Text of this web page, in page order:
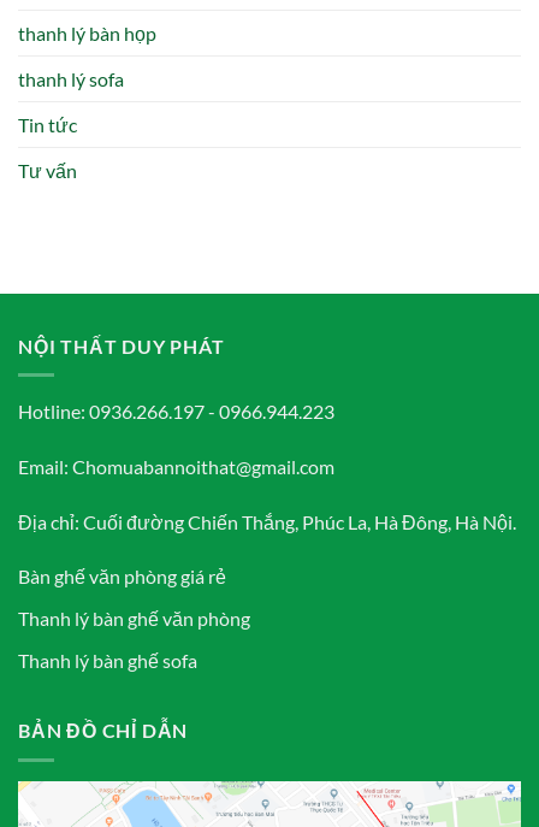
thanh lý bàn họp
thanh lý sofa
Tin tức
Tư vấn
NỘI THẤT DUY PHÁT
Hotline: 0936.266.197 - 0966.944.223
Email: Chomuabannoithat@gmail.com
Địa chỉ: Cuối đường Chiến Thắng, Phúc La, Hà Đông, Hà Nội.
Bàn ghế văn phòng giá rẻ
Thanh lý bàn ghế văn phòng
Thanh lý bàn ghế sofa
BẢN ĐỒ CHỈ DẪN